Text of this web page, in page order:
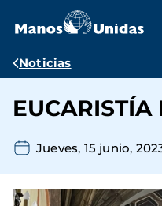
contenido
Ruta
navegación
Noticias
EUCARISTÍA
Jueves, 15 junio,